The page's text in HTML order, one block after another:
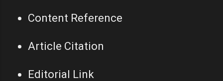
Content Reference
Article Citation
Editorial Link